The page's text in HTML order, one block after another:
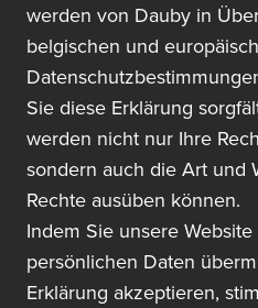
werden von Dauby in
belgischen und
Sie diese Erklärung
werden nicht nur Ihre
sondern auch die Art und
Rechte ausüben können.
Indem Sie unsere
persönlichen Daten
Erklärung akzeptieren,